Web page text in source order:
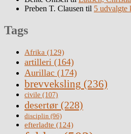
Preben T. Clausen til 5 udvalgte
Tags
Afrika (129)
artilleri (164)
Aurillac (174)
brevveksling (236)
civile (107)
desertør (228)
disciplin (96)
efterladte (124)